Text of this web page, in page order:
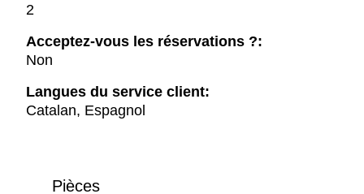
2
Acceptez-vous les réservations ?:
Non
Langues du service client:
Catalan, Espagnol
Pièces